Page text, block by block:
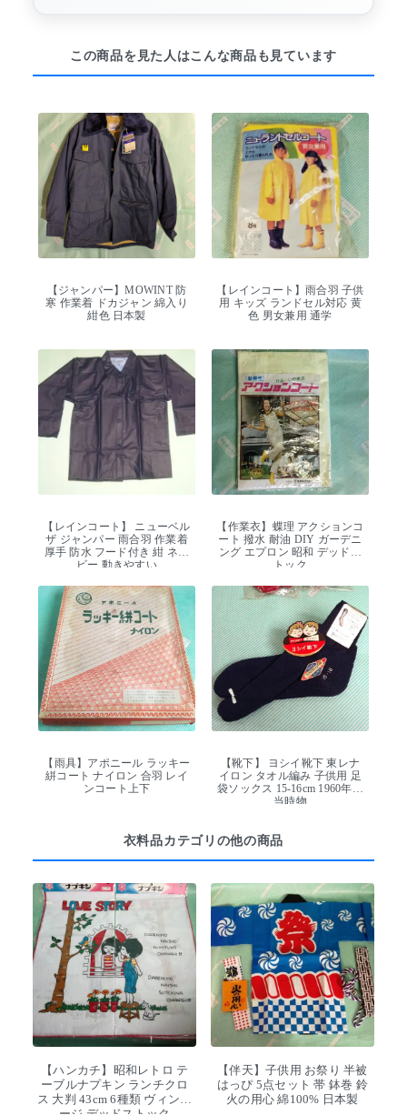
この商品を見た人はこんな商品も見ています
【ジャンパー】MOWINT 防
寒 作業着 ドカジャン 綿入り
紺色 日本製
【レインコート】雨合羽 子供
用 キッズ ランドセル対応 黄
色 男女兼用 通学
【レインコート】 ニューベル
ザ ジャンパー 雨合羽 作業着
厚手 防水 フード付き 紺 ネイ
ビー 動きやすい
【作業衣】蝶理 アクションコ
ート 撥水 耐油 DIY ガーデニ
ング エプロン 昭和 デッドス
トック
【雨具】アポニール ラッキー
絣コート ナイロン 合羽 レイ
ンコート上下
【靴下】 ヨシイ靴下 東レナ
イロン タオル編み 子供用 足
袋ソックス 15-16cm 1960年代
当時物
衣料品カテゴリの他の商品
【ハンカチ】昭和レトロ テ
ーブルナプキン ランチクロ
ス 大判 43cm 6種類 ヴィンテ
【伴天】子供用 お祭り 半被
はっぴ 5点セット 帯 鉢巻 鈴
火の用心 綿100% 日本製